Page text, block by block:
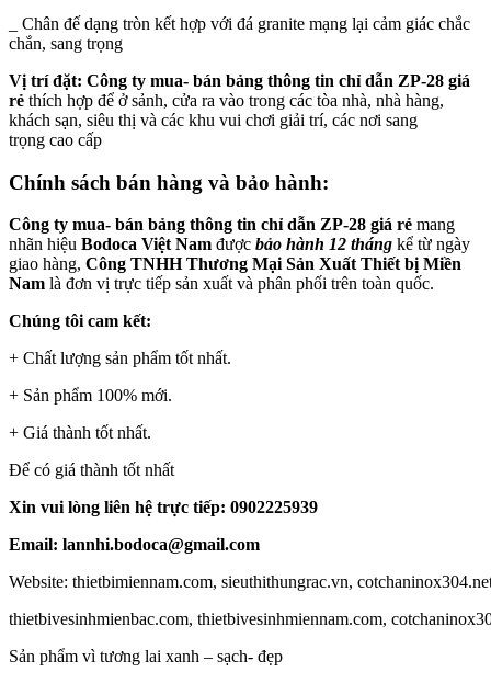
_ Chân đế dạng tròn kết hợp với đá granite mạng lại cảm giác chắc
chắn, sang trọng
Vị trí đặt: Công ty mua- bán bảng thông tin chỉ dẫn ZP-28 giá
rẻ thích hợp để ở sảnh, cửa ra vào trong các tòa nhà, nhà hàng,
khách sạn, siêu thị và các khu vui chơi giải trí, các nơi sang
trọng cao cấp
Chính sách bán hàng và bảo hành:
Công ty mua- bán bảng thông tin chỉ dẫn ZP-28 giá rẻ mang
nhãn hiệu Bodoca Việt Nam được bảo hành 12 tháng kể từ ngày
giao hàng, Công TNHH Thương Mại Sản Xuất Thiết bị Miền
Nam là đơn vị trực tiếp sản xuất và phân phối trên toàn quốc.
Chúng tôi cam kết:
+ Chất lượng sản phẩm tốt nhất.
+ Sản phẩm 100% mới.
+ Giá thành tốt nhất.
Để có giá thành tốt nhất
Xin vui lòng liên hệ trực tiếp: 0902225939
Email: lannhi.bodoca@gmail.com
Website: thietbimiennam.com, sieuthithungrac.vn,
thietbivesinhmienbac.com, thietbivesinhmiennam.com,
Sản phẩm vì tương lai xanh – sạch- đẹp